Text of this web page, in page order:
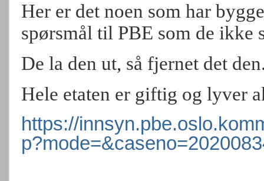
Her er det noen som har
spørsmål til PBE som de ikke
De la den ut, så fjernet det
Hele etaten er giftig og lyver
https://